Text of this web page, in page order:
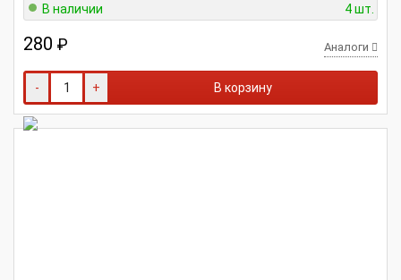
В наличии 4 шт.
280 ₽ Аналоги
- + В корзину